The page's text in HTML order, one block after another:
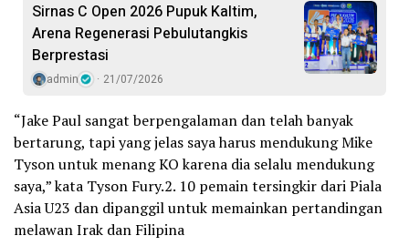
Sirnas C Open 2026 Pupuk Kaltim,
Arena Regenerasi Pebulutangkis
Berprestasi
admin 21/07/2026
“Jake Paul sangat berpengalaman dan telah banyak
bertarung, tapi yang jelas saya harus mendukung Mike
Tyson untuk menang KO karena dia selalu mendukung
saya,” kata Tyson Fury.2. 10 pemain tersingkir dari Piala
Asia U23 dan dipanggil untuk memainkan pertandingan
melawan Irak dan Filipina